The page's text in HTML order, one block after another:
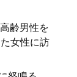
齢男性を
女性に訪